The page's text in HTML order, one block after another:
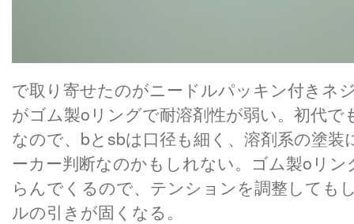
で取り寄せたのがニードルパッキン付きネ
がゴム製oリングで耐溶剤性が弱い。初代
なので、bとsbは口径も細く、溶剤系の塗
ーカー判断なのかもしれない。ゴム製oリ
らんでくるので、テンションを調整しても
ルの引きが固くなる。